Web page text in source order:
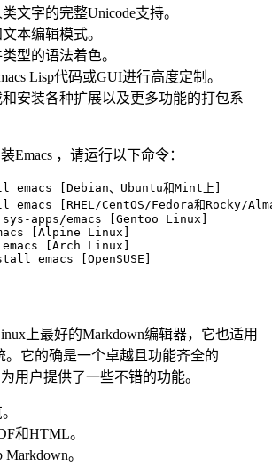
文字的完整Unicode支持。
本编辑模式。
型的语法着色。
Lisp代码或GUI进行高度定制。
安装各种扩展以及更多功能的打包系
Emacs ，请运行以下命令：
[Debian、Ubuntu和Mint上]
[RHEL/CentOS/Fedora和Rocky/
apps/emacs [Gentoo Linux]
[Alpine Linux]
[Arch Linux]
上最好的Markdown编辑器，它也适用
。它的确是一个卓越且功能齐全的
用户提供了一些不错的功能。
和HTML。
。